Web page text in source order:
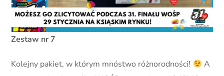
Zestaw nr 7
Kolejny pakiet, w którym mnóstwo różnorodności!
A